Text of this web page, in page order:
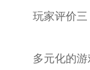
玩家评价三
多元化的游